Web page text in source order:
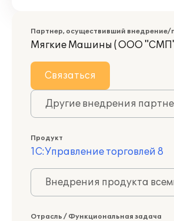
Партнер, осуществивший внедрение/
Мягкие Машины ( ООО
Связаться
Другие внедрения
Продукт
1С:Управление торговлей 8
Внедрения продукта
Отрасль / Функциональная задача